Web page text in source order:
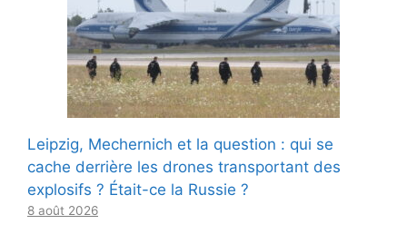
Leipzig, Mechernich et la question : qui se
cache derrière les drones transportant des
explosifs ? Était-ce la Russie ?
8 août 2026